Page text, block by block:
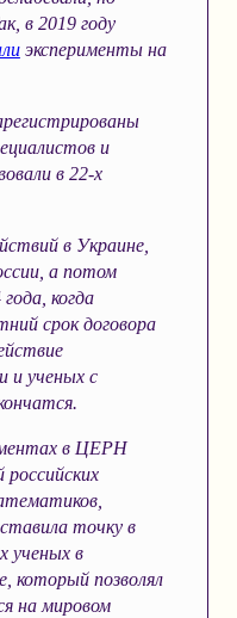
в 2019 году
эксперименты на
и
в 22-х
в Украине,
а потом
когда
срок договора
и ученых с
в ЦЕРН
российских
точку в
ученых в
который позволял
на мировом